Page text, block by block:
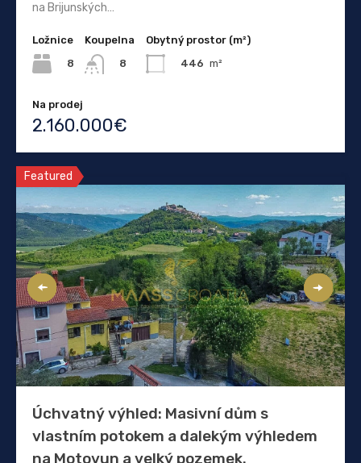
na Brijunských…
Ložnice
8
Koupelna
8
Obytný prostor (m²)
446 m²
Na prodej
2.160.000€
Featured
Úchvatný výhled: Masivní dům s
vlastním potokem a dalekým výhledem
na Motovun a velký pozemek.